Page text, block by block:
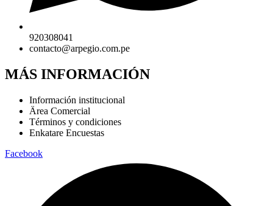
920308041
contacto@arpegio.com.pe
MÁS INFORMACIÓN
Información institucional
Ärea Comercial
Términos y condiciones
Enkatare Encuestas
Facebook